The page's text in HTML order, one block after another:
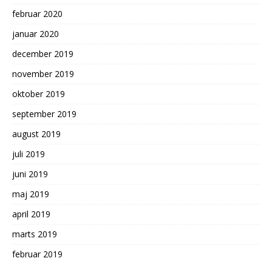
februar 2020
januar 2020
december 2019
november 2019
oktober 2019
september 2019
august 2019
juli 2019
juni 2019
maj 2019
april 2019
marts 2019
februar 2019